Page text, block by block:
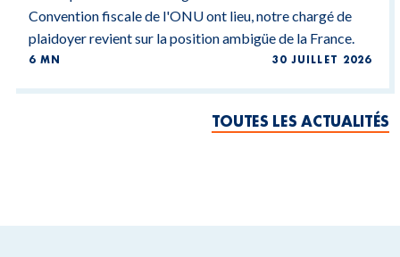
Convention fiscale de l'ONU ont lieu, notre chargé de
plaidoyer revient sur la position ambigüe de la France.
6 MN 30 JUILLET 2026
TOUTES LES ACTUALITÉS